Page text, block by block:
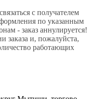
с получателем
по указанным
- заказ аннулируется!
заказа и, пожалуйста,
работающих